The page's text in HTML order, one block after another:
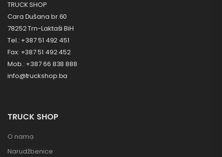
TRUCK SHOP
Cara Dušana br.60
78252 Trn-Laktaši BiH
Tel.: +387 51 492 451
Fax: +387 51 492 452
Mob.: +387 66 838 888
info@truckshop.ba
TRUCK SHOP
O nama
Narudžbenice